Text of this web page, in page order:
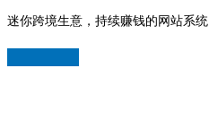
迷你跨境生意，持续赚钱的网站系统